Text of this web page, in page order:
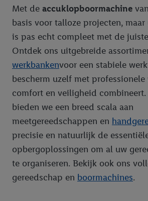
Met de accuklopboormachine
basis voor talloze projecten,
is pas echt compleet met de
Ontdek ons uitgebreide
werkbankenvoor een stabiele
bescherm uzelf met
comfort en veiligheid combineert.
bieden we een breed scala aan
meetgereedschappen en
precisie en natuurlijk de
opbergoplossingen om al uw
te organiseren. Bekijk ook ons
gereedschap en boormachines.